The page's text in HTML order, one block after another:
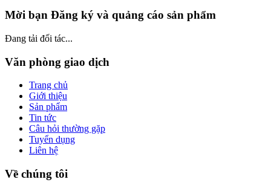
Mời bạn Đăng ký và quảng cáo sản phẩm
Đang tải đối tác...
Văn phòng giao dịch
Trang chủ
Giới thiệu
Sản phẩm
Tin tức
Câu hỏi thường gặp
Tuyển dụng
Liên hệ
Về chúng tôi